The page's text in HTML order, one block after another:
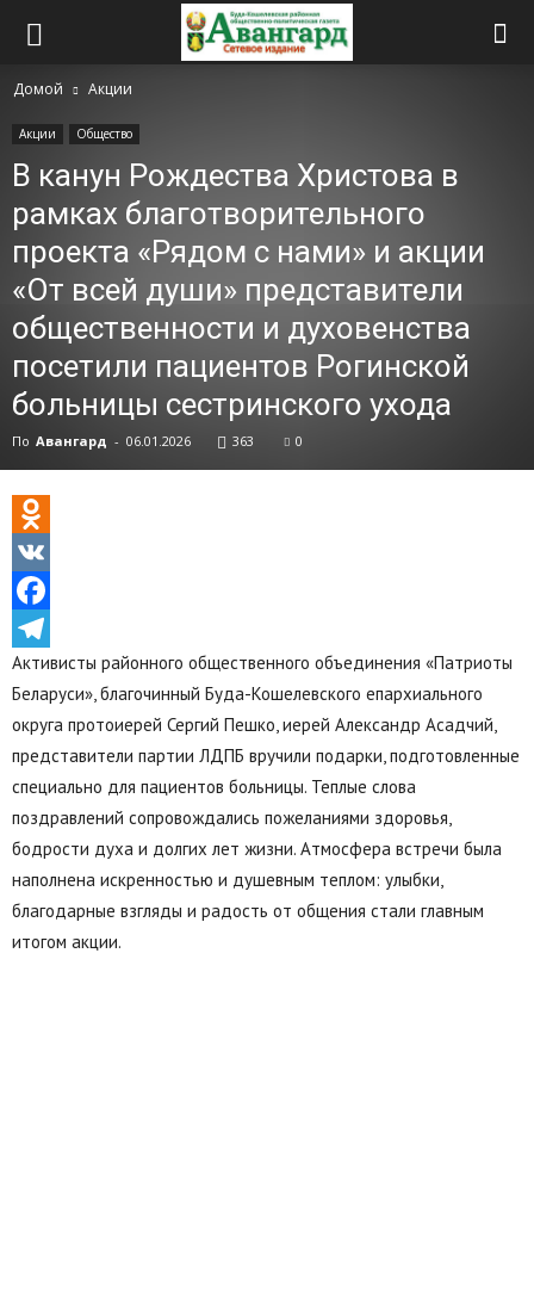
Домой Акции
Акции Общество
В канун Рождества Христова в
рамках благотворительного
проекта «Рядом с нами» и акции
«От всей души» представители
общественности и духовенства
посетили пациентов Рогинской
больницы сестринского ухода
По Авангард - 06.01.2026 363 0
Odnoklassniki
VK
Facebook
Telegram
Активисты районного общественного объединения «Патриоты
Беларуси», благочинный Буда-Кошелевского епархиального
округа протоиерей Сергий Пешко, иерей Александр Асадчий,
представители партии ЛДПБ вручили подарки, подготовленные
специально для пациентов больницы. Теплые слова
поздравлений сопровождались пожеланиями здоровья,
бодрости духа и долгих лет жизни. Атмосфера встречи была
наполнена искренностью и душевным теплом: улыбки,
благодарные взгляды и радость от общения стали главным
итогом акции.